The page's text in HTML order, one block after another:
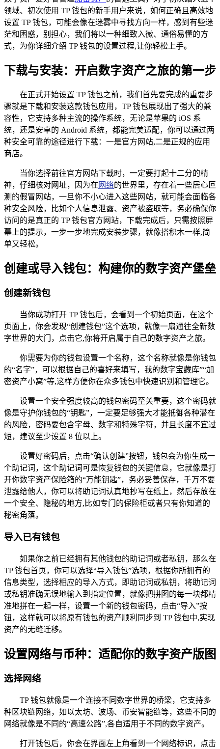
领域、初次使用 TP 钱包的新手用户来说，如何正确且高效地
设置 TP 钱包，可能会像在迷雾中寻找方向一样，感到有些迷
茫和困惑，别担心，我们将以一种细致入微、通俗易懂的方
式，为你详细介绍 TP 钱包的设置过程,让你轻松上手。
下载与安装：开启数字资产之旅的第一步
在正式开始设置 TP 钱包之前，我们首先要完成的重要步
骤就是下载和安装这款钱包应用，TP 钱包展现出了强大的兼
容性，它支持多种主流的操作系统，无论是苹果的 iOS 系
统，还是安卓的 Android 系统，都能完美适配，你可以通过两
种安全可靠的途径进行下载：一是官方网站,二是正规的应用
商店。
当你选择前往官方网站下载时，一定要打起十二分的精
神，仔细核对网址，因为在 网络的世界里，存在着一些居心叵
测的假冒网站，一旦你不小心进入这些网站，就可能会面临各
种安全风险，比如个人信息泄露、资产被盗取等，务必确保你
访问的是真正的 TP 钱包官方网站，下载完成后，只需按照屏
幕上的提示，一步一步地完成安装步骤，就像搭积木一样,简
单又轻松。
创建或导入钱包：构建你的数字资产堡垒
创建新钱包
当你成功打开 TP 钱包后，会看到一个初始页面，在这个
页面上，你会发现“创建钱包”这个选项，就像一扇通往全新数
字世界的大门，点击它,你将开启属于自己的数字资产之旅。
你需要为你的钱包设置一个名称，这个名称就像是你钱包
的“名字”，可以根据自己的喜好来填写，我的数字宝藏库”“加
密资产小窝”等,这样方便你在众多钱包中快速识别和管理它。
设置一个安全强度较高的钱包密码至关重要，这个密码就
像是守护你钱包的“钥匙”，一定要足够强大才能抵御各种潜在
的风险，密码要包含字母、数字和特殊字符，并且长度不宜过
短，建议至少设置 8 位以上。
设置好密码后，点击“确认创建”按钮，钱包会为你生成一
个助记词，这个助记词可是恢复钱包的关键信息，它就像是打
开你数字资产保险箱的“万能钥匙”，务必妥善保存，千万不要
泄露给他人，你可以将助记词认真地抄写在纸上，然后存放在
一个安全、隐秘的地方,比如专门的保险柜或者只有你知道的
秘密角落。
导入已有钱包
如果你之前已经拥有其他钱包的助记词或者私钥，那么在
TP 钱包首页，你可以选择“导入钱包”选项，根据你所拥有的
信息类型，选择相应的导入方式，即助记词或私钥，将助记词
或私钥准确无误地输入到指定位置，就像把拼图的每一块都精
准地拼在一起一样，设置一个新的钱包密码，点击“导入”按
钮，这样就可以将原有钱包的资产顺利同步到 TP 钱包中,实现
资产的无缝迁移。
设置网络与币种：适配你的数字资产版图
选择网络
TP 钱包就像是一个连接不同数字世界的桥梁，它支持多
种区块链网络，如以太坊、波场、币安智能链等，这些不同的
网络就像是不同的“高速公路”,各自适用于不同的数字资产。
打开钱包后，你会在界面左上角看到一个网络标识，点击